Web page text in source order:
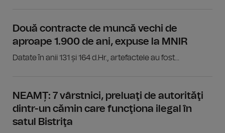
Două contracte de muncă vechi de
aproape 1.900 de ani, expuse la MNIR
Datate în anii 131 și 164 d.Hr., artefactele au fost...
NEAMȚ: 7 vârstnici, preluaţi de autorităţi
dintr-un cămin care funcţiona ilegal în
satul Bistriţa